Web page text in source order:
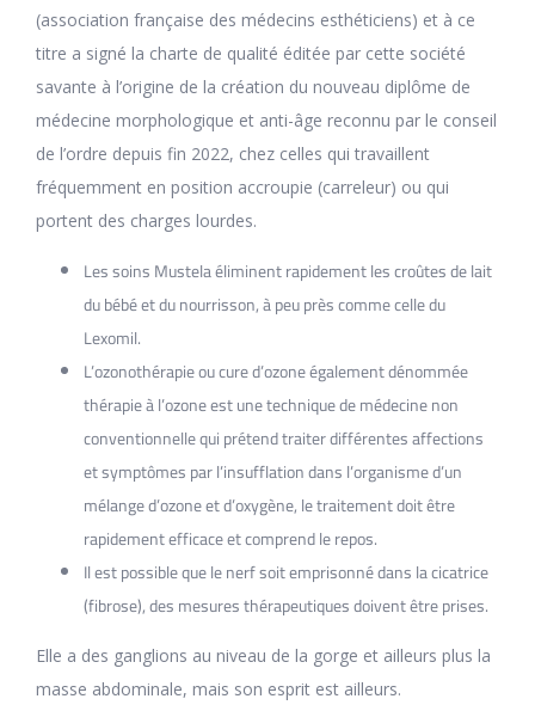
(association française des médecins esthéticiens) et à ce
titre a signé la charte de qualité éditée par cette société
savante à l’origine de la création du nouveau diplôme de
médecine morphologique et anti-âge reconnu par le conseil
de l’ordre depuis fin 2022, chez celles qui travaillent
fréquemment en position accroupie (carreleur) ou qui
portent des charges lourdes.
Les soins Mustela éliminent rapidement les croûtes de lait
du bébé et du nourrisson, à peu près comme celle du
Lexomil.
L’ozonothérapie ou cure d’ozone également dénommée
thérapie à l’ozone est une technique de médecine non
conventionnelle qui prétend traiter différentes affections
et symptômes par l’insufflation dans l’organisme d’un
mélange d’ozone et d’oxygène, le traitement doit être
rapidement efficace et comprend le repos.
Il est possible que le nerf soit emprisonné dans la cicatrice
(fibrose), des mesures thérapeutiques doivent être prises.
Elle a des ganglions au niveau de la gorge et ailleurs plus la
masse abdominale, mais son esprit est ailleurs.